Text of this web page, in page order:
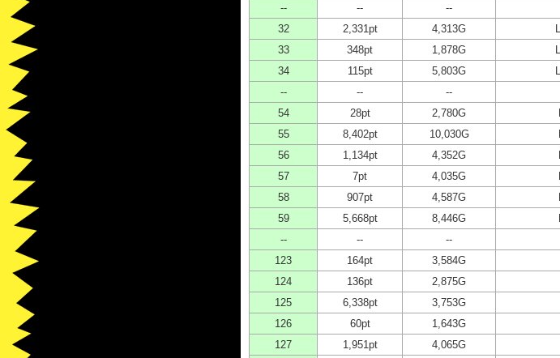
--
-- --
32
2,331pt 4,313G
33
348pt 1,878G
34
115pt 5,803G
--
-- --
54
28pt 2,780G
55
8,402pt 10,030G
56
1,134pt 4,352G
57
7pt 4,035G
58
907pt 4,587G
59
5,668pt 8,446G
--
-- --
123
164pt 3,584G
124
136pt 2,875G
125
6,338pt 3,753G
126
60pt 1,643G
127
1,951pt 4,065G